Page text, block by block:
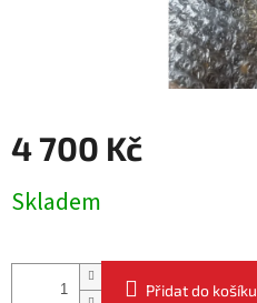
4 700 Kč
cena:
Skladem
Přidat do košíku